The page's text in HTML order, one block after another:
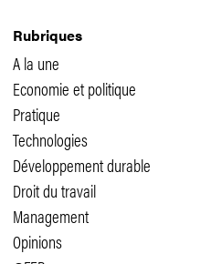
Rubriques
A la une
Economie et politique
Pratique
Technologies
Développement durable
Droit du travail
Management
Opinions